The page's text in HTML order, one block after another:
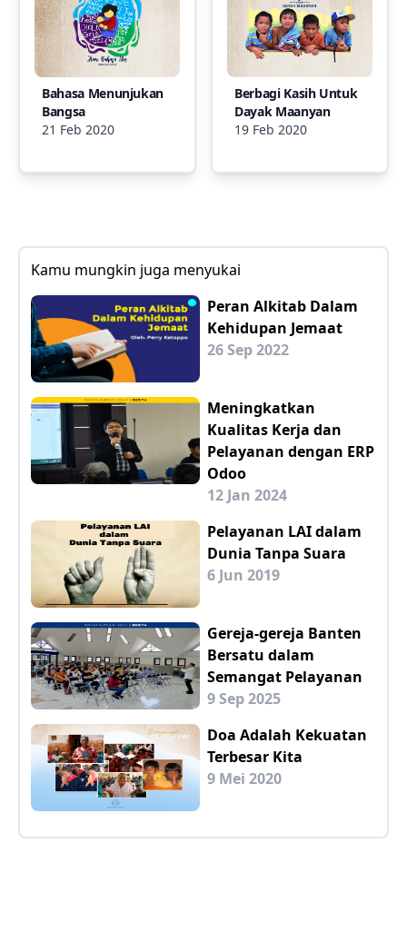
Bahasa Menunjukan
Bangsa
21 Feb 2020
Berbagi Kasih Untuk
Dayak Maanyan
19 Feb 2020
Kamu mungkin juga menyukai
Peran Alkitab Dalam
Kehidupan Jemaat
26 Sep 2022
Meningkatkan
Kualitas Kerja dan
Pelayanan dengan ERP
Odoo
12 Jan 2024
Pelayanan LAI dalam
Dunia Tanpa Suara
6 Jun 2019
Gereja-gereja Banten
Bersatu dalam
Semangat Pelayanan
9 Sep 2025
Doa Adalah Kekuatan
Terbesar Kita
9 Mei 2020